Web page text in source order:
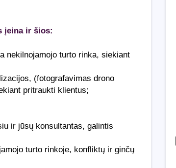
įeina ir šios:
nekilnojamojo turto rinka, siekiant
(fotografavimas drono
pritraukti klientus;
ir jūsų konsultantas, galintis
turto rinkoje, konfliktų ir ginčų